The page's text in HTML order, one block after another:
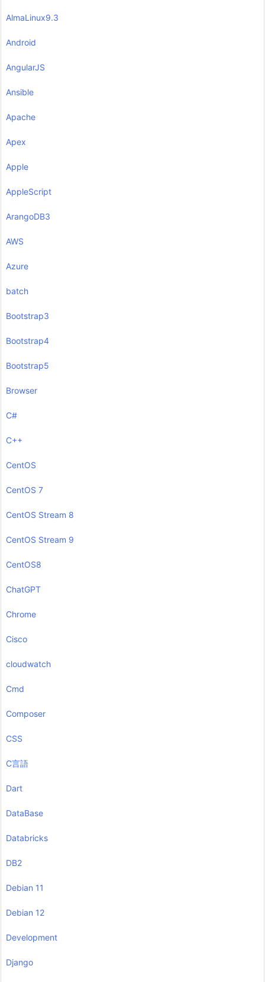
AlmaLinux9.3
Android
AngularJS
Ansible
Apache
Apex
Apple
AppleScript
ArangoDB3
AWS
Azure
batch
Bootstrap3
Bootstrap4
Bootstrap5
Browser
C#
C++
CentOS
CentOS 7
CentOS Stream 8
CentOS Stream 9
CentOS8
ChatGPT
Chrome
Cisco
cloudwatch
Cmd
Composer
CSS
C言語
Dart
DataBase
Databricks
DB2
Debian 11
Debian 12
Development
Django